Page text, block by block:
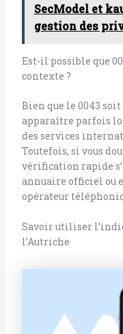
SecModel et
gestion des
Est-il possible que
contexte ?
Bien que le 0043
apparaître parfois
des services
Toutefois, si vous
vérification rapide
annuaire officiel ou
opérateur
Savoir utiliser
l’Autriche